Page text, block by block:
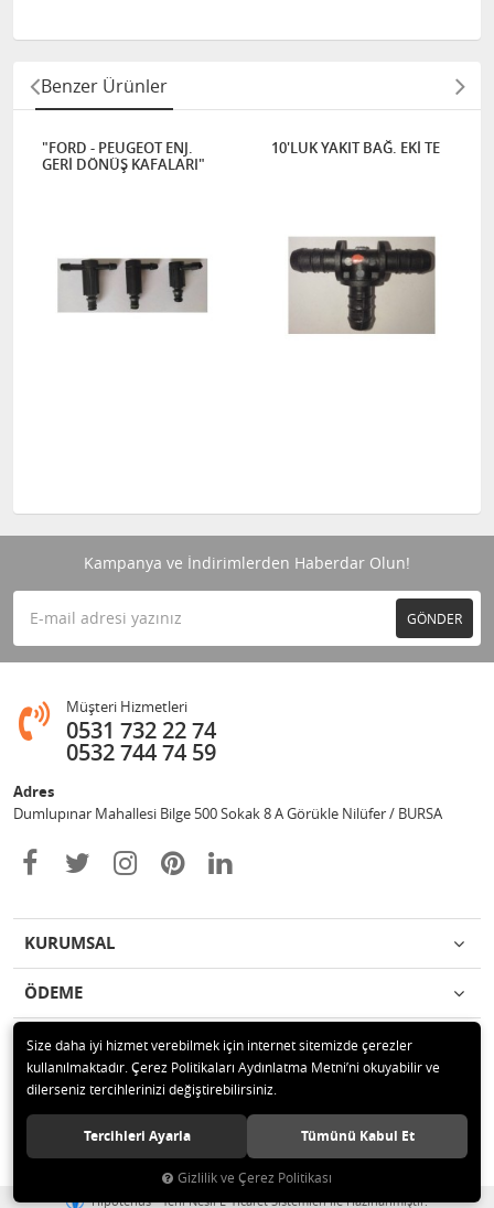
Benzer Ürünler
"FORD - PEUGEOT ENJ.
GERİ DÖNÜŞ KAFALARI"
10'LUK YAKIT BAĞ. EKİ TE
Kampanya ve İndirimlerden Haberdar Olun!
GÖNDER
Müşteri Hizmetleri
0531 732 22 74
0532 744 74 59
Adres
Dumlupınar Mahallesi Bilge 500 Sokak 8 A Görükle Nilüfer / BURSA
KURUMSAL
ÖDEME
İLETİŞİM
© 2020 MAG OTOMOTİV Tüm hakları saklıdır.
Hipotenüs Yeni Nesil E-Ticaret Sistemleri ile Hazırlanmıştır.
Size daha iyi hizmet verebilmek için internet sitemizde çerezler
kullanılmaktadır. Çerez Politikaları Aydınlatma Metni’ni okuyabilir ve
dilerseniz tercihlerinizi değiştirebilirsiniz.
Tercihleri Ayarla Tümünü Kabul Et
Gizlilik ve Çerez Politikası